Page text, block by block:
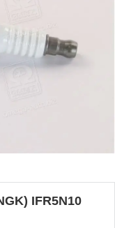
IFR5N10